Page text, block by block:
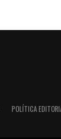
POLÍTICA